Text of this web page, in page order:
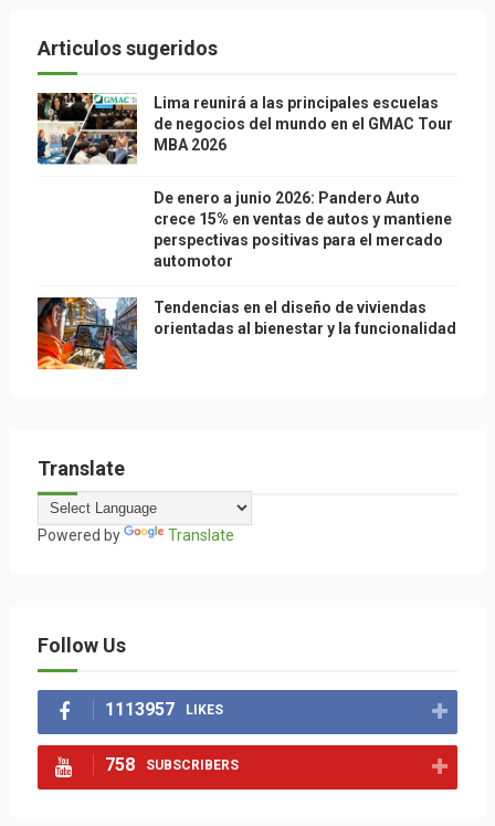
Articulos sugeridos
Lima reunirá a las principales escuelas
de negocios del mundo en el GMAC Tour
MBA 2026
De enero a junio 2026: Pandero Auto
crece 15% en ventas de autos y mantiene
perspectivas positivas para el mercado
automotor
Tendencias en el diseño de viviendas
orientadas al bienestar y la funcionalidad
Translate
Powered by Translate
Follow Us
1113957 LIKES
758 SUBSCRIBERS